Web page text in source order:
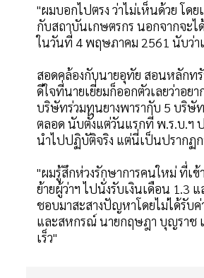
"ผมบอกไปตรง ว่าไม่เห็นด้วย โด
กับสถาบันเกษตรกร นอกจากจะไ
ในวันที่ 4 พฤษภาคม 2561 นับว่
สอดคล้องกับนายอุทัย สอนหลักท
ดีใจที่นายเยี่ยมก็ออกตัวเลยว่าอ
บริษัทร่วมทุนยางพารากับ 5 บริษั
ตลอด นับตั้งแต่วันแรกที่ พ.ร.บ.ฯ
นำไปปฏิบัติจริง แต่นี่เป็นปรากฏ
"ผมรู้สึกห่วงรักษาการคนใหม่ ที่เ
ย้ายผู้ว่าฯ ไปนั่งรับเงินเดือน 1.3
ชอบมาสะสางปัญหาโดยไม่ได้รับ
และสหกรณ์ นายกฤษฎา บุญราช
เร็ว"